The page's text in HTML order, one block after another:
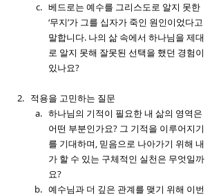
베드로는 예수를 그리스도로 알지 못한
‘무지’가 그를 십자가 죽인 원인이었다고
말합니다. 나의 삶 속에서 하나님을 제대
로 알지 못해 잘못된 선택을 했던 경험이
있나요?
적용을 고민하는 질문
하나님의 기적이 필요한 내 삶의 영역은
어떤 부분인가요? 그 기적을 이루어지기
를 기대하며, 믿음으로 나아가기 위해 내
가 할 수 있는 구체적인 실천은 무엇일까
요?
예수님과 더 깊은 관계를 맺기 위해 이번